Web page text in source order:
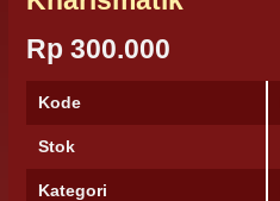
Rp 300.000
Kode
Stok
Kategori